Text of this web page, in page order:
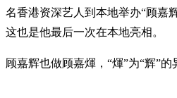
名香港资深艺人到本地举办“顾嘉
这也是他最后一次在本地亮相。
顾嘉辉也做顾嘉煇，“煇”为“辉”的